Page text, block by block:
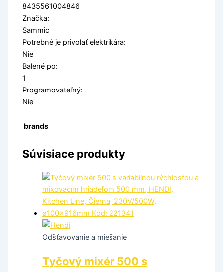
8435561004846
Značka:
Sammic
Potrebné je privolať elektrikára:
Nie
Balené po:
1
Programovateľný:
Nie
brands
Súvisiace produkty
Odšťavovanie a miešanie
Tyčový mixér 500 s